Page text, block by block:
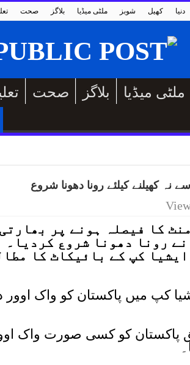
صحت بلاگز ملٹی میڈیا شوبز کھیل دنیا
صحت بلاگز ملٹی میڈیا
نہ کھیلنے کیلئے رونا دھونا شروع
کا فیصلہ ہونے پر
رونا دھونا شروع کردیا۔
کپ کے بائیکاٹ کا
کپ میں پاکستان کو واک اوور
پاکستان کو کسی صورت واک